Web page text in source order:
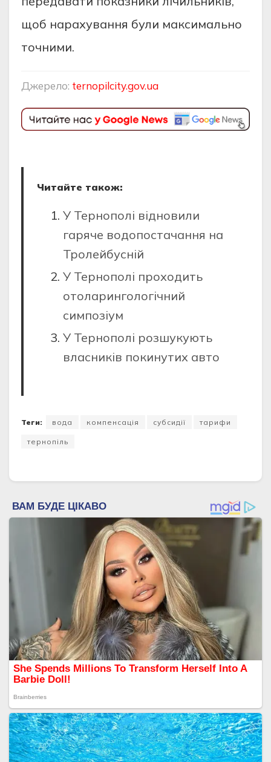
щоб нарахування були максимально
точними.
Джерело: ternopilcity.gov.ua
Читайте також:
У Тернополі відновили
гаряче водопостачання на
Тролейбусній
У Тернополі проходить
отоларингологічний
симпозіум
У Тернополі розшукують
власників покинутих авто
Теги: вода компенсація субсидії тарифи
тернопіль